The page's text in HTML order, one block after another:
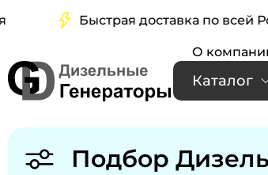
Быстрая доставка по всей России
О
Каталог
Подбор